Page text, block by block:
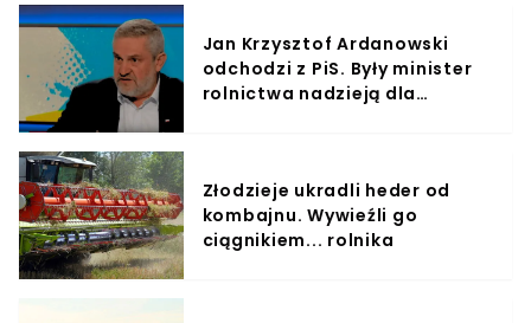
Jan Krzysztof Ardanowski
odchodzi z PiS. Były minister
rolnictwa nadzieją dla
Złodzieje ukradli heder od
kombajnu. Wywieźli go
ciągnikiem... rolnika